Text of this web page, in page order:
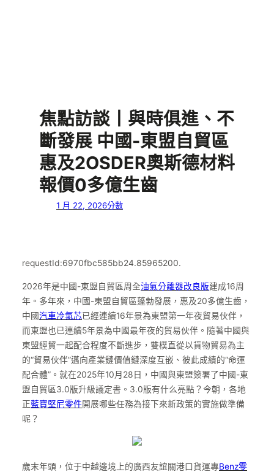
焦點訪談丨與時俱進、不
斷發展 中國-東盟自貿區
惠及2OSDER奧斯德材料
報價0多億生齒
1 月 22, 2026分數
requestId:6970fbc585bb24.85965200.
2026年是中國-東盟自貿區周全油氣分離器改良版建成16周
年。多年來，中國-東盟自貿區蓬勃發展，惠及20多億生齒，
中國汽車冷氣芯已經連續16年景為東盟第一年夜貿易伙伴，
而東盟也已連續5年景為中國最年夜的貿易伙伴。隨著中國與
東盟經貿一起配合程度不斷進步，雙樸直從以貨物貿易為主
的“貿易伙伴”邁向產業鏈價值鏈深度互嵌、彼此成績的“命運
配合體”。就在2025年10月28日，中國與東盟簽署了中國-東
盟自貿區3.0版升級議定書。3.0版有什么亮點？今朝，各地
正藍寶堅尼零件開展哪些任務為接下來新政策的實施做準備
呢？
歲末年頭，位于中越邊境上的廣西友誼關港口貨運專Benz零